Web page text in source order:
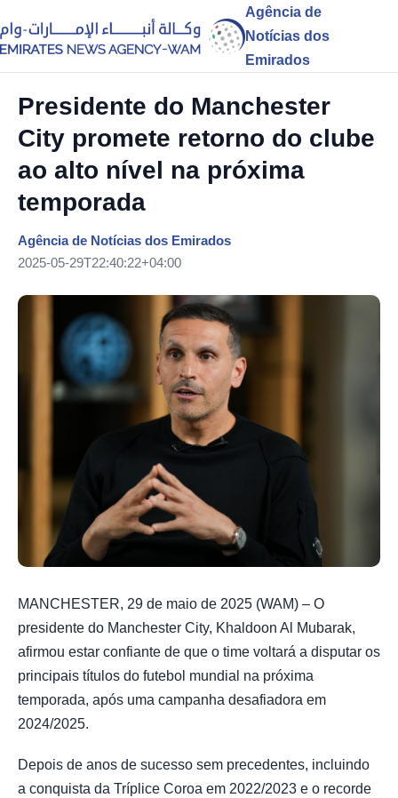
Agência de
Notícias dos
Emirados
Presidente do Manchester
City promete retorno do clube
ao alto nível na próxima
temporada
Agência de Notícias dos Emirados
2025-05-29T22:40:22+04:00
MANCHESTER, 29 de maio de 2025 (WAM) – O
presidente do Manchester City, Khaldoon Al Mubarak,
afirmou estar confiante de que o time voltará a disputar os
principais títulos do futebol mundial na próxima
temporada, após uma campanha desafiadora em
2024/2025.
Depois de anos de sucesso sem precedentes, incluindo
a conquista da Tríplice Coroa em 2022/2023 e o recorde